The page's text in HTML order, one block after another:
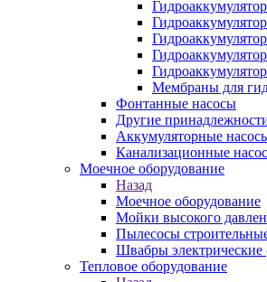
Мембраны для
Фонтанные насосы
Другие
Аккумуляторные
Канализационные
Моечное оборудование
Назад
Моечное оборудование
Мойки высокого
Пылесосы
Швабры электрические
Тепловое оборудование